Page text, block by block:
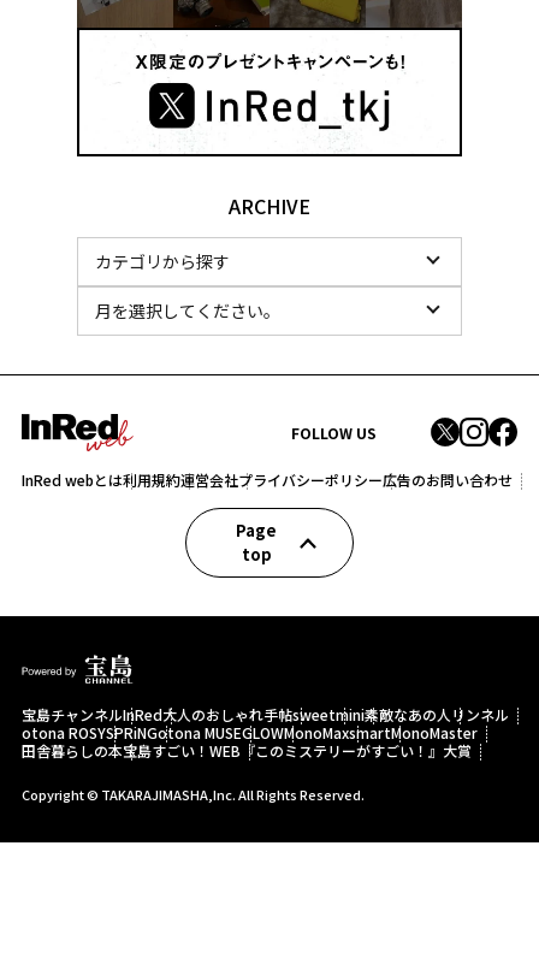
ARCHIVE
FOLLOW US
InRed webとは利用規約運営会社プライバシーポリシー広告のお問い合わせ
Page
top
宝島チャンネルInRed大人のおしゃれ手帖sweetmini素敵なあの人 リンネル
otona ROSYSPRiNGotona MUSEGLOWMonoMaxsmartMonoMaster
田舎暮らしの本宝島すごい！WEB 『このミステリーがすごい！』大賞
Copyright © TAKARAJIMASHA,Inc. All Rights Reserved.